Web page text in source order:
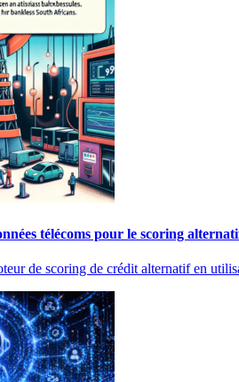
télécoms pour le scoring
de scoring de crédit alternatif en